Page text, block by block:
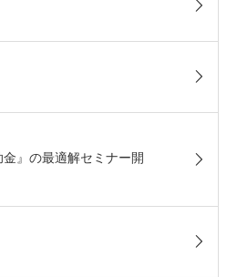
金』の最適解セミナー開